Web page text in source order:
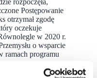
Postępowanie
otrzymał zgodę
oczekuje
w 2020 r.
o wsparcie
ramach programu